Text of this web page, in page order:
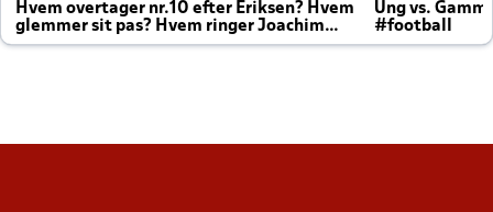
Hvem overtager nr.10 efter Eriksen? Hvem
glemmer sit pas? Hvem ringer Joachim
altid til efter kampe?
Ung vs.
#football